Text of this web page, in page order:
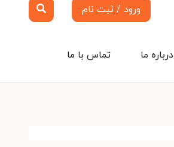
ورود / ثبت نام
تماس با ما درباره ما